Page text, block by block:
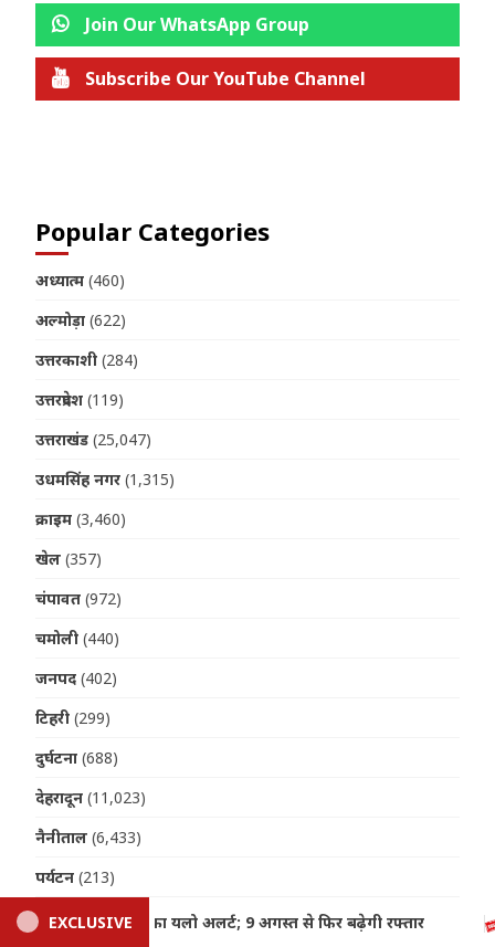
Join Our WhatsApp Group
Subscribe Our YouTube Channel
Popular Categories
अध्यात्म (460)
अल्मोड़ा (622)
उत्तरकाशी (284)
उत्तरप्रदेश (119)
उत्तराखंड (25,047)
उधमसिंह नगर (1,315)
क्राइम (3,460)
खेल (357)
चंपावत (972)
चमोली (440)
जनपद (402)
टिहरी (299)
दुर्घटना (688)
देहरादून (11,023)
नैनीताल (6,433)
पर्यटन (213)
पिथौरागढ़(480)
EXCLUSIVE
रफ्तार Dehradun: बड़ी कार्रवाई, शासन ने तीन इंजीनियर